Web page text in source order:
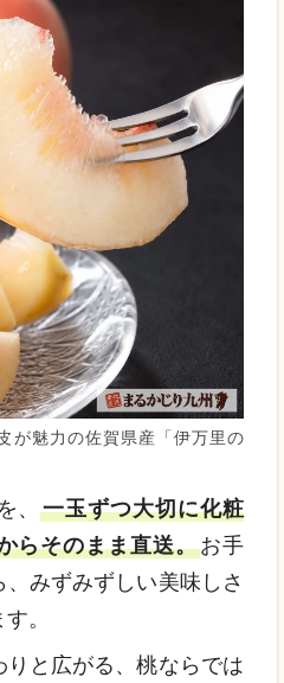
が魅力の佐賀県産「伊万里の
、一玉ずつ大切に化粧
らそのまま直送。お手
みずみずしい美味しさ
。
と広がる、桃ならでは